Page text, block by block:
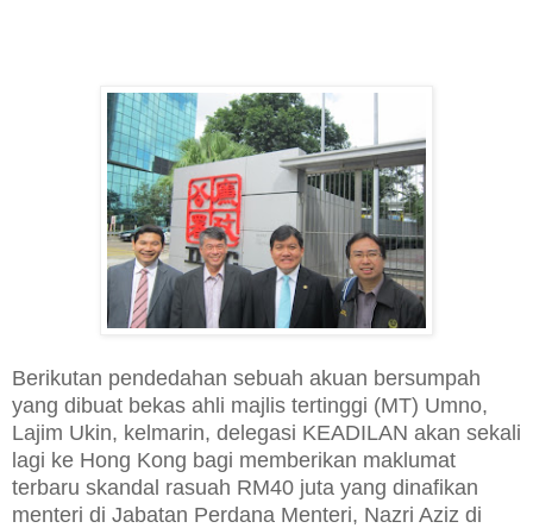
Berikutan pendedahan sebuah akuan bersumpah
yang dibuat bekas ahli majlis tertinggi (MT) Umno,
Lajim Ukin, kelmarin, delegasi KEADILAN akan sekali
lagi ke Hong Kong bagi memberikan maklumat
terbaru skandal rasuah RM40 juta yang dinafikan
menteri di Jabatan Perdana Menteri, Nazri Aziz di